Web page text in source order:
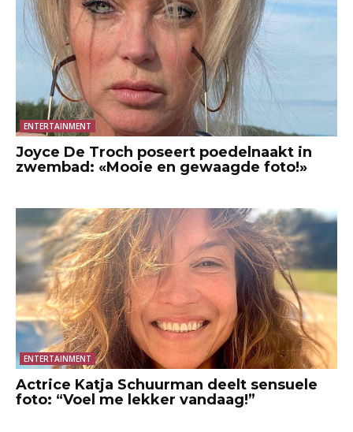
ENTERTAINMENT
Joyce De Troch poseert poedelnaakt in
zwembad: «Mooie en gewaagde foto!»
ENTERTAINMENT
Actrice Katja Schuurman deelt sensuele
foto: “Voel me lekker vandaag!”